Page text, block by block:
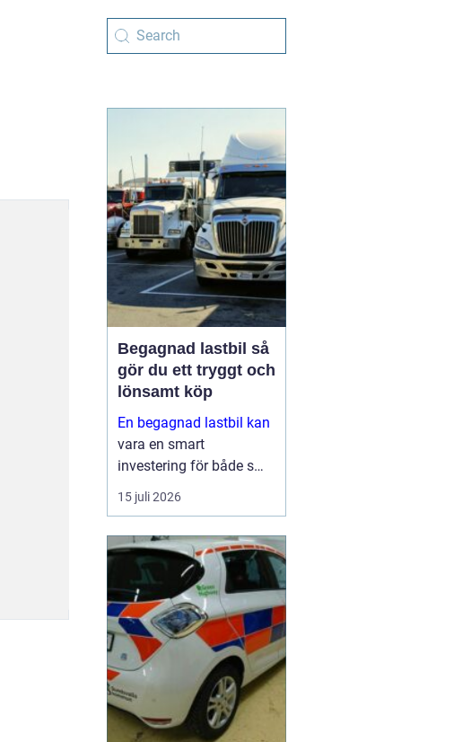
Begagnad lastbil så
gör du ett tryggt och
lönsamt köp
En begagnad lastbil kan
vara en smart
investering för både små
och stora företag. Du får
ofta mycket kapacitet
leveranstid och en bil
som redan visat vad den
går för i vardagen.
Sam...
15 juli 2026